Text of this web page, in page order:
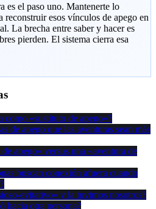
es el paso uno. Mantenerte lo
reconstruir esos vínculos de apego en
La brecha entre saber y hacer es
pierden. El sistema cierra esa
como «sustituto de apego»?
de apego que las aventuras sean más
apego» versus una «aventura de
buscan conexión afuera cuando
evitativo» y la tuvimos nosotros?
hacia otra persona?